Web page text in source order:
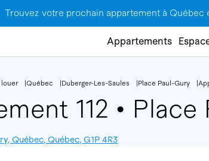
Trouvez votre prochain appartement à Québec
Appartements
louer Québec Duberger-Les-Saules Place Paul-Gury
112 • Place
Québec, Québec, G1P 4R3